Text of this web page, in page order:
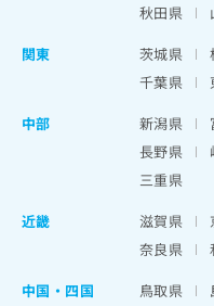
秋田県
関東
茨城県
千葉県
中部
新潟県
長野県
三重県
近畿
滋賀県
奈良県
中国・四国
鳥取県